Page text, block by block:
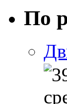
По